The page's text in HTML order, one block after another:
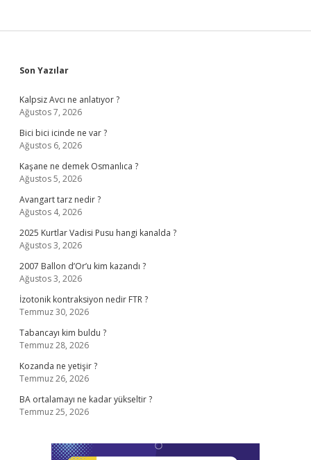
Sidebar
Son Yazılar
Kalpsiz Avcı ne anlatıyor ?
Ağustos 7, 2026
Bici bici icinde ne var ?
Ağustos 6, 2026
Kaşane ne demek Osmanlıca ?
Ağustos 5, 2026
Avangart tarz nedir ?
Ağustos 4, 2026
2025 Kurtlar Vadisi Pusu hangi kanalda ?
Ağustos 3, 2026
2007 Ballon d’Or’u kim kazandı ?
Ağustos 3, 2026
İzotonik kontraksiyon nedir FTR ?
Temmuz 30, 2026
Tabancayı kim buldu ?
Temmuz 28, 2026
Kozanda ne yetişir ?
Temmuz 26, 2026
BA ortalamayı ne kadar yükseltir ?
Temmuz 25, 2026